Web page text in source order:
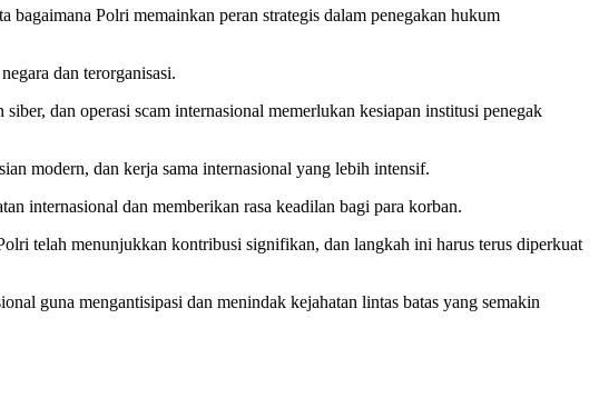
Polri memainkan peran strategis dalam penegakan hukum
dan terorganisasi.
dan operasi scam internasional memerlukan kesiapan institusi penegak
modern, dan kerja sama internasional yang lebih intensif.
internasional dan memberikan rasa keadilan bagi para korban.
telah menunjukkan kontribusi signifikan, dan langkah ini harus terus diperkuat
guna mengantisipasi dan menindak kejahatan lintas batas yang semakin